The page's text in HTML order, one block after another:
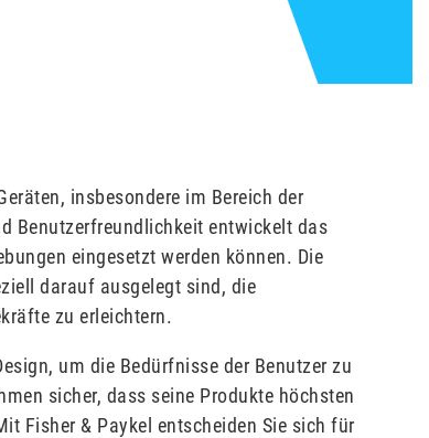
insbesondere im Bereich der
Benutzerfreundlichkeit entwickelt das
eingesetzt werden können. Die
darauf ausgelegt sind, die
zu erleichtern.
um die Bedürfnisse der Benutzer zu
sicher, dass seine Produkte höchsten
Fisher & Paykel entscheiden Sie sich für